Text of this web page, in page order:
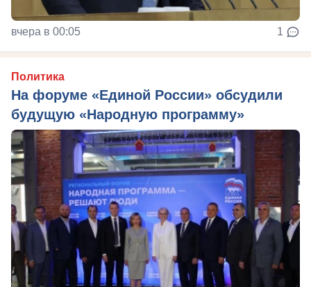
вчера в 00:05 1
Политика
На форуме «Единой России» обсудили
будущую «Народную программу»